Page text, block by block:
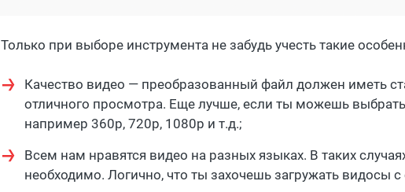
Только при выборе инструмента не забудь учесть такие
Качество видео — преобразованный файл должен иметь
отличного просмотра. Еще лучше, если ты можешь
например 360p, 720p, 1080p и т.д.;
Всем нам нравятся видео на разных языках. В таких
необходимо. Логично, что ты захочешь загружать видосы с